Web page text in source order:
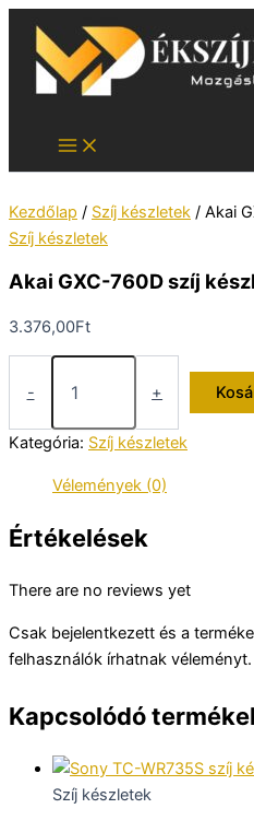
Skip
content
Kezdőlap / Szíj készletek / Akai
Szíj készletek
Akai GXC-760D szíj
3.376,00Ft
-
szíj
készlet
mennyiség
+
Kategória: Szíj készletek
Vélemények (0)
Értékelések
There are no reviews yet
Csak bejelentkezett és a
felhasználók írhatnak véleményt.
Kapcsolódó
Szíj készletek